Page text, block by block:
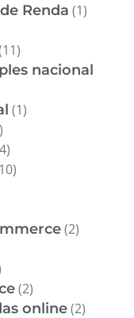
Renda (1)
nacional
(1)
(2)
(2)
online(2)